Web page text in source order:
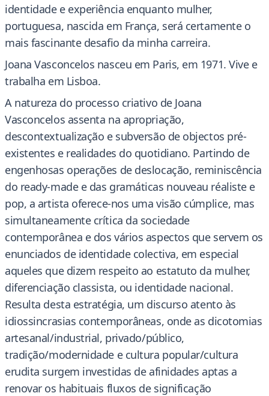
identidade e experiência enquanto mulher,
portuguesa, nascida em França, será certamente o
mais fascinante desafio da minha carreira.
Joana Vasconcelos nasceu em Paris, em 1971. Vive e
trabalha em Lisboa.
A natureza do processo criativo de Joana
Vasconcelos assenta na apropriação,
descontextualização e subversão de objectos pré-
existentes e realidades do quotidiano. Partindo de
engenhosas operações de deslocação, reminiscência
do ready-made e das gramáticas nouveau réaliste e
pop, a artista oferece-nos uma visão cúmplice, mas
simultaneamente crítica da sociedade
contemporânea e dos vários aspectos que servem os
enunciados de identidade colectiva, em especial
aqueles que dizem respeito ao estatuto da mulher,
diferenciação classista, ou identidade nacional.
Resulta desta estratégia, um discurso atento às
idiossincrasias contemporâneas, onde as dicotomias
artesanal/industrial, privado/público,
tradição/modernidade e cultura popular/cultura
erudita surgem investidas de afinidades aptas a
renovar os habituais fluxos de significação